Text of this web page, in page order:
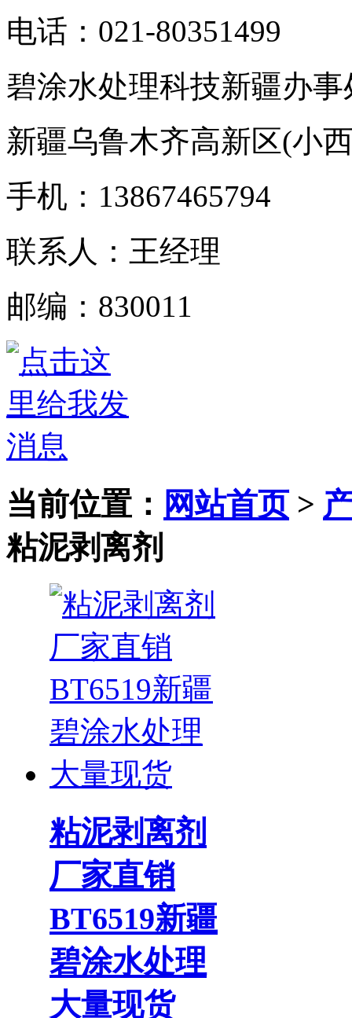
电话：021-80351499
碧涂水处理科技新疆办事
新疆乌鲁木齐高新区(小
手机：13867465794
联系人：王经理
邮编：830011
当前位置： 网站首页>
粘泥剥离剂
粘泥剥离剂
厂家直销
BT6519新疆
碧涂水处理
大量现货